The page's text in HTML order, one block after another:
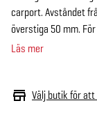
Välj butik för
carport. Avståndet
överstiga 50 mm.
Läs mer